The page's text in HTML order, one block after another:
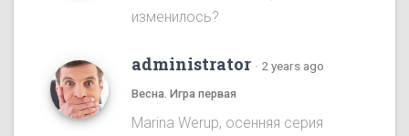
изменилось?
administrator · 2 years ago
Весна. Игра первая
Marina Werup, осенняя серия